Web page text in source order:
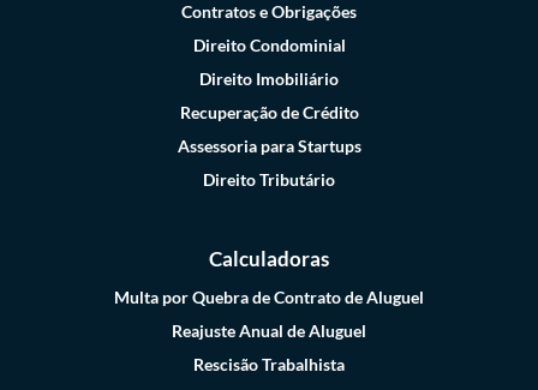
Contratos e Obrigações
Direito Condominial
Direito Imobiliário
Recuperação de Crédito
Assessoria para Startups
Direito Tributário
Calculadoras
Multa por Quebra de Contrato de Aluguel
Reajuste Anual de Aluguel
Rescisão Trabalhista